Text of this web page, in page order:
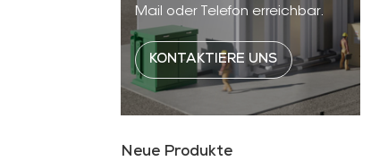
Mail oder Telefon erreichbar.
KONTAKTIERE UNS
Neue Produkte